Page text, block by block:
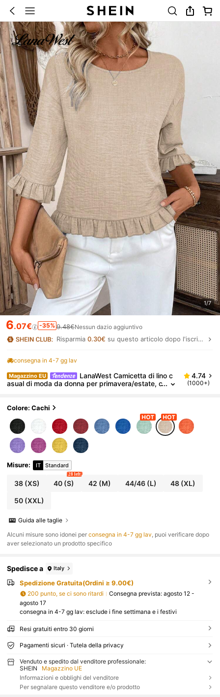
1/7
6.07€ -35% 9.48€Nessun dazio aggiuntivo
Risparmia0.30€ su questo articolo dopo l'iscrizione.
consegna in 4-7 gg lav
Magazzino EU
LanaWest Camicetta di lino c
asual di moda da donna per primavera/estate, c
l'orlo, adatta per le vacanze
4.74
(1000+)
Colore: Cachi
Misure: IT Standard
38(XS) 40 (S)
28 left
42 (M) 44/46(L) 48 (XL)
50(XXL)
Guida alle taglie
Alcuni misure sono idonei perconsegna in 4-7 gg lav , puoi verificare dopo
aver selezionato un prodotto specifico
Spedisce a Italy
Spedizione Gratuita(Ordini ≥ 9.00€)
200 punto, se ci sono ritardi Consegna prevista: agosto 12 -
agosto 17
consegna in 4-7 gg lav: esclude i fine settimana e i festivi
Resi gratuiti entro 30 giorni
Pagamenti sicuri · Tutela della privacy
Venduto e spedito dal venditore professionale:
SHEIN
Magazzino UE
Informazioni e obblighi del venditore
Per segnalare questo venditore e/o prodotto